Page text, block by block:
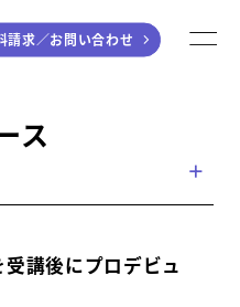
音楽（作詞・作曲）
アート・絵本
請求／お問い合わせ
ス
講後にプロデビュ